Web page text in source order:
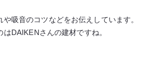
吸音のコツなどをお伝えしています。
DAIKENさんの建材ですね。